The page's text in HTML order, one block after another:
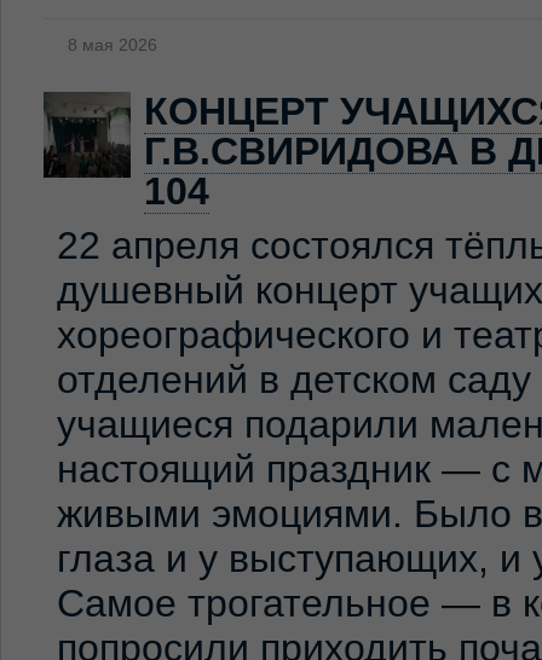
8 мая 2026
КОНЦЕРТ
Г.В.СВИРИДОВА В
104
22 апреля состоялся
душевный концерт
хореографического и
отделений в детском
учащиеся подарили
настоящий праздник — с
живыми эмоциями. Было
глаза и у выступающих,
Самое трогательное — в
попросили приходить